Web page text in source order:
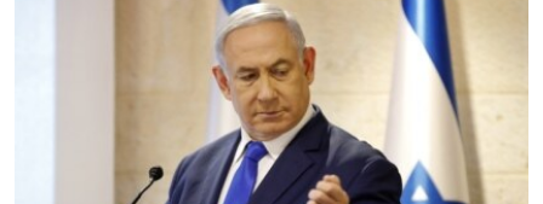
RSE PRIČE IZ SVIJETA
DNEVNO@RSE